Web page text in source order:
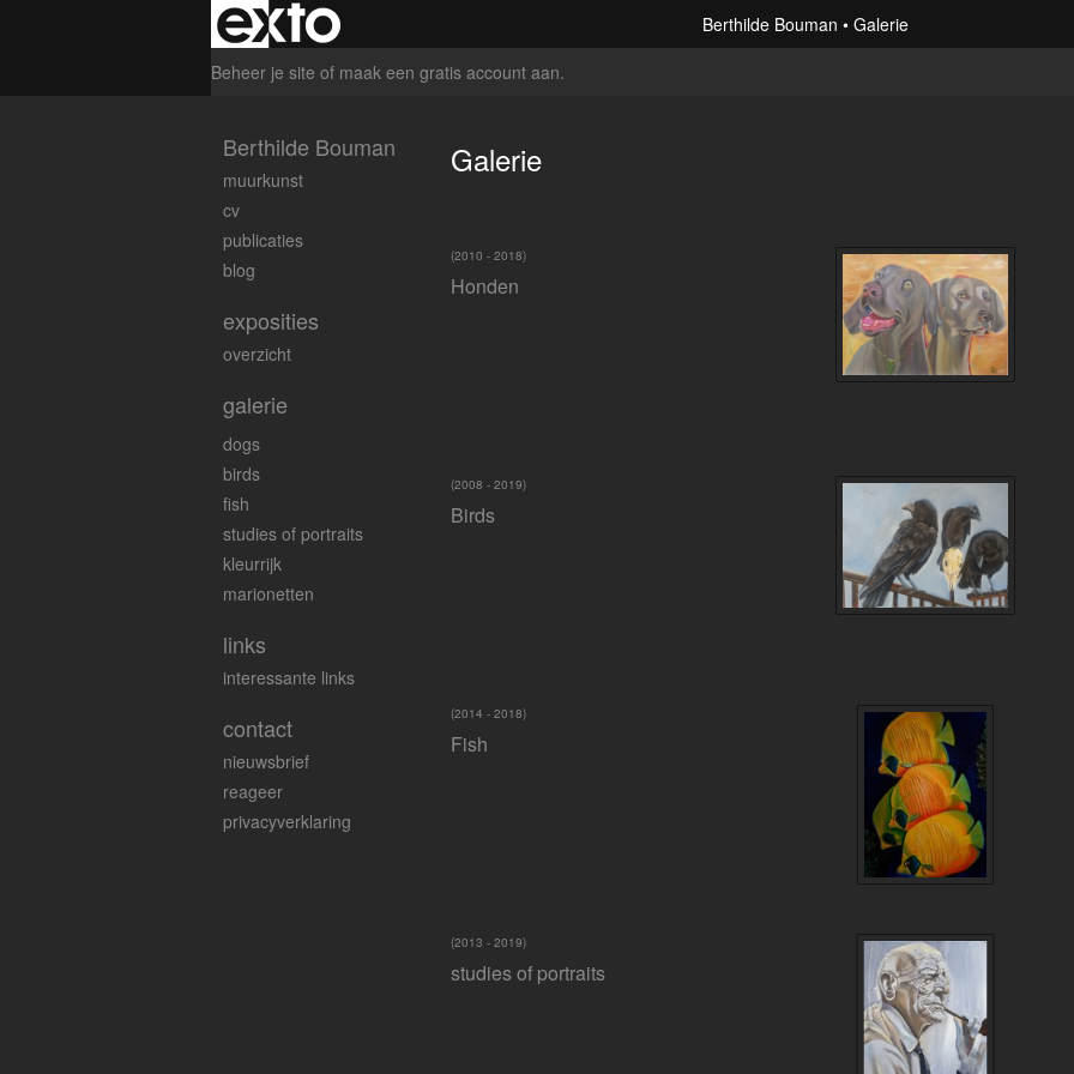
Berthilde Bouman
Galerie
Beheer je site of maak een gratis account aan.
Galerie
Honden
(2010 - 2018)
Birds
(2008 - 2019)
Fish
(2014 - 2018)
studies of portraits
(2013 - 2019)
Berthilde Bouman
muurkunst
cv
publicaties
blog
exposities
overzicht
galerie
dogs
birds
fish
studies of portraits
kleurrijk
marionetten
links
interessante links
contact
nieuwsbrief
reageer
privacyverklaring